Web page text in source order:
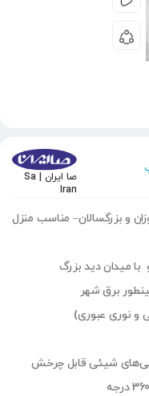
صا ایران | Sa
Iran
و بزرگسالان–مناسب منزل
برق شهر
و نوری عبوری)
شیئی قابل چرخش